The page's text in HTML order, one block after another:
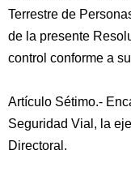
Terrestre de
de la presente
control conforme a
Artículo Sétimo.-
Seguridad Vial, la
Directoral.